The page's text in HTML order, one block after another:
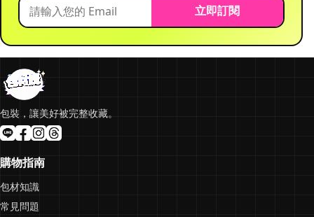
立即訂閱
包裝，讓美好被完整收藏。
購物指南
包材知識
常見問題